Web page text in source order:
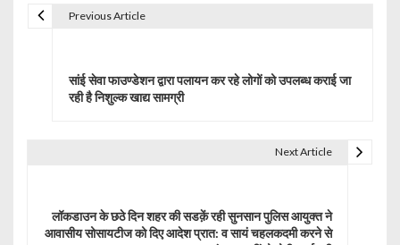
Previous Article
सांई सेवा फाउण्डेशन द्वारा पलायन कर रहे लोगों को उपलब्ध कराई जा
रही है निशुल्क खाद्य सामग्री
Next Article
लॉकडाउन के छठे दिन शहर की सडक़ें रही सुनसान पुलिस आयुक्त ने
आवासीय सोसायटीज को दिए आदेश प्रात: व सायं चहलकदमी करने से